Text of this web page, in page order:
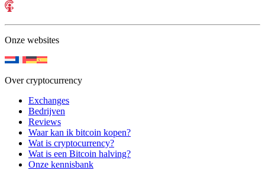
Onze websites
Over cryptocurrency
Exchanges
Bedrijven
Reviews
Waar kan ik bitcoin kopen?
Wat is cryptocurrency?
Wat is een Bitcoin halving?
Onze kennisbank